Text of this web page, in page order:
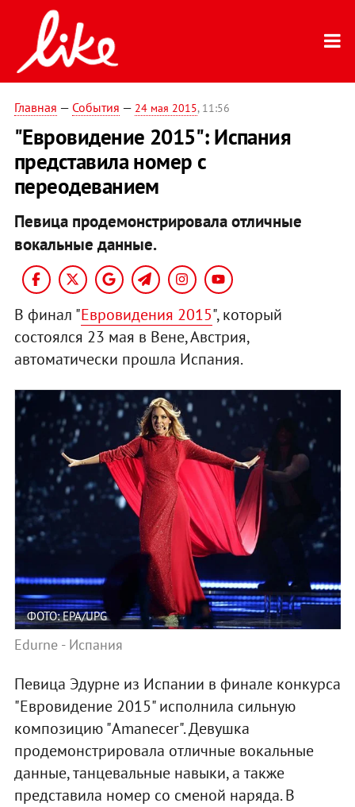
Главная — События — 24 мая 2015, 11:56
"Евровидение 2015": Испания
представила номер с
переодеванием
Певица продемонстрировала отличные
вокальные данные.
В финал "Евровидения 2015", который
состоялся 23 мая в Вене, Австрия,
автоматически прошла Испания.
ФОТО: EPA/UPG
Edurne - Испания
Певица Эдурне из Испании в финале конкурса
"Евровидение 2015" исполнила сильную
композицию "Amanecer". Девушка
продемонстрировала отличные вокальные
данные, танцевальные навыки, а также
представила номер со сменой наряда. В